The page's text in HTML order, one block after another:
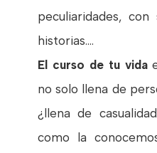
peculiaridades,
historias....
El curso de tu vida
no solo llena de
¿llena de
como la